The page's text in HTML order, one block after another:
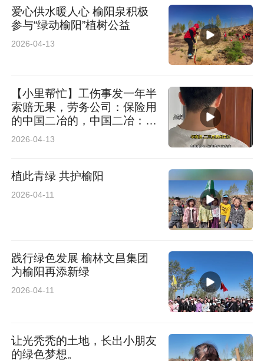
爱心供水暖人心 榆阳泉积极
参与“绿动榆阳”植树公益
2026-04-13
【小里帮忙】工伤事发一年半
索赔无果，劳务公司：保险用
的中国二冶的，中国二冶：未
签订劳动合同协调解决此事
2026-04-13
植此青绿 共护榆阳
2026-04-11
践行绿色发展 榆林文昌集团
为榆阳再添新绿
2026-04-11
让光秃秃的土地，长出小朋友
的绿色梦想。